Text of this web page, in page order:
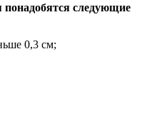
понадобятся следующие
0,3 см;